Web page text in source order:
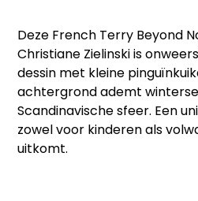
Deze French Terry Beyond
Christiane Zielinskiis
dessin met kleine
achtergrond ademt
Scandinavische sfeer. Een
zowel voor kinderen als
uitkomt.